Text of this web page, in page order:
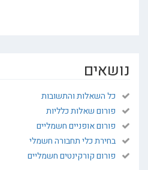
השאלות והתשובות
שאלות כלליות
אופניים חשמליים
כלי תחבורה חשמלי
קורקינטים חשמליים